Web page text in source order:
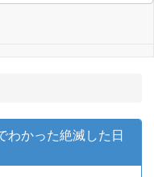
わかった絶滅した日